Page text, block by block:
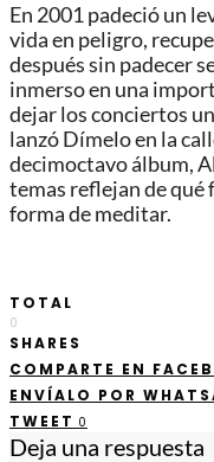
En 2001 padeció un
vida en peligro,
después sin padecer
inmerso en una
dejar los conciertos
lanzó Dímelo en la
decimoctavo álbum,
temas reflejan de
forma de meditar.
TOTAL
0
SHARES
COMPARTE EN
ENVÍALO POR
TWEET 0
Deja una respuesta